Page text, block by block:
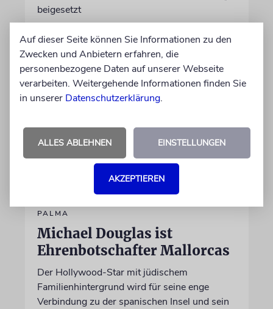
beigesetzt
06.08.2026
PALMA
Michael Douglas ist
Ehrenbotschafter Mallorcas
Der Hollywood-Star mit jüdischem
Familienhintergrund wird für seine enge
Verbindung zu der spanischen Insel und sein
Auf dieser Seite können Sie Informationen zu den
Zwecken und Anbietern erfahren, die
personenbezogene Daten auf unserer Webseite
verarbeiten. Weitergehende Informationen finden Sie
in unserer Datenschutzerklärung.
ALLES ABLEHNEN EINSTELLUNGEN
AKZEPTIEREN